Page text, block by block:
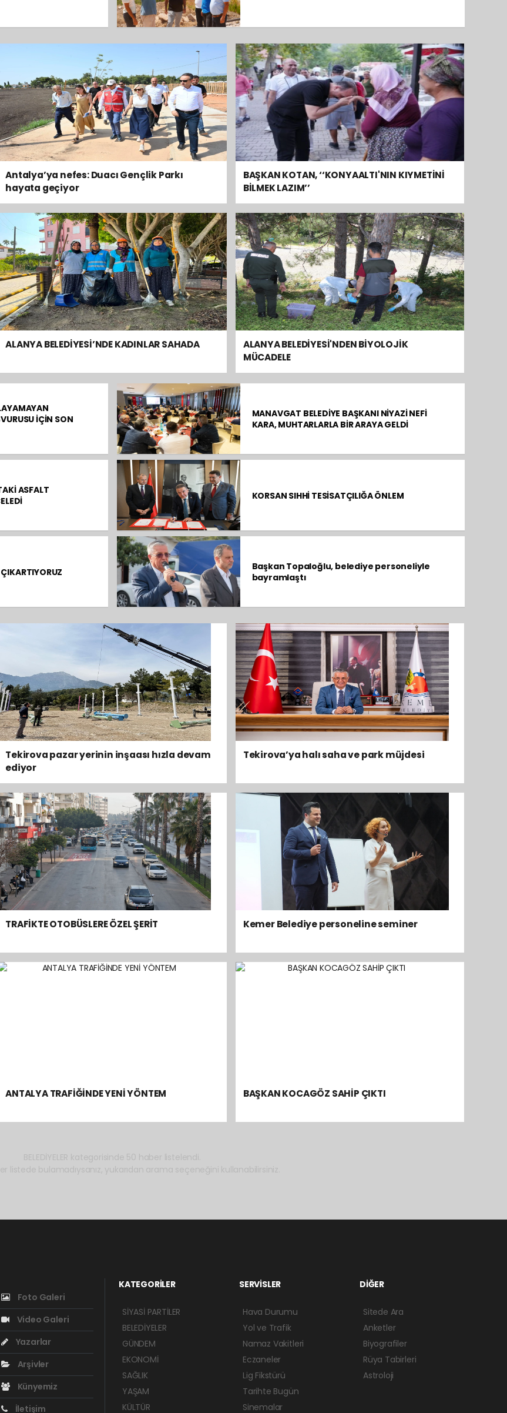
Antalya’ya nefes: Duacı Gençlik Parkı
hayata geçiyor
BAŞKAN KOTAN, ‘‘KONYAALTI'NIN KIYMETİNİ
BİLMEK LAZIM’’
ALANYA BELEDİYESİ’NDE KADINLAR SAHADA
ALANYA BELEDİYESİ'NDEN BİYOLOJİK
MÜCADELE
İÇİN SON
MANAVGAT BELEDİYE BAŞKANI NİYAZİ NEFİ
KARA, MUHTARLARLA BİR ARAYA GELDİ
ASFALT
KORSAN SIHHİ TESİSATÇILIĞA ÖNLEM
Başkan Topaloğlu, belediye personeliyle
bayramlaştı
Tekirova pazar yerinin inşaası hızla devam
ediyor
Tekirova’ya halı saha ve park müjdesi
TRAFİKTE OTOBÜSLERE ÖZEL ŞERİT Kemer Belediye personeline seminer
ANTALYA TRAFİĞİNDE YENİ YÖNTEM BAŞKAN KOCAGÖZ SAHİP ÇIKTI
BELEDİYELER kategorisinde 50 haber listelendi.
listede bulamadıysanız, yukarıdan arama seçeneğini kullanabilirsiniz.
Foto Galeri
Video Galeri
Yazarlar
Arşivler
Künyemiz
İletişim
KATEGORİLER
SİYASİ PARTİLER
BELEDİYELER
GÜNDEM
EKONOMİ
SAĞLIK
YAŞAM
KÜLTÜR
SERVİSLER
Hava Durumu
Yol ve Trafik
Namaz Vakitleri
Eczaneler
Lig Fikstürü
Tarihte Bugün
Sinemalar
DİĞER
Sitede Ara
Anketler
Biyografiler
Rüya Tabirleri
Astroloji